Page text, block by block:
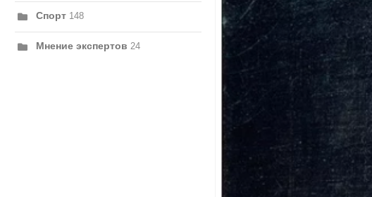
Спорт 148
Мнение экспертов 24